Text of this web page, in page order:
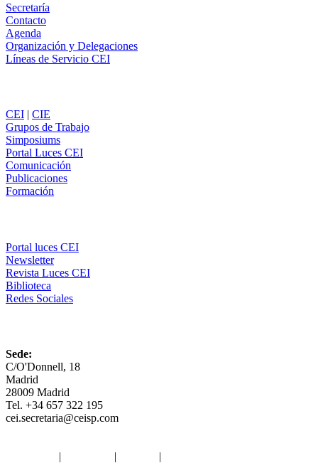
Secretaría
Contacto
Agenda
Organización y Delegaciones
Líneas de Servicio CEI
CEI | CIE
Grupos de Trabajo
Simposiums
Portal Luces CEI
Comunicación
Publicaciones
Formación
Portal luces CEI
Newsletter
Revista Luces CEI
Biblioteca
Redes Sociales
Sede:
C/O'Donnell, 18
Madrid
28009 Madrid
Tel. +34 657 322 195
cei.secretaria@ceisp.com
| | |